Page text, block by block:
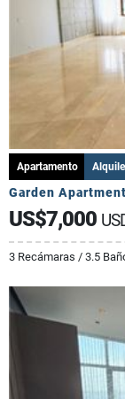
Apartamento
Garden
US$7,000
3 Recámaras / 3.5